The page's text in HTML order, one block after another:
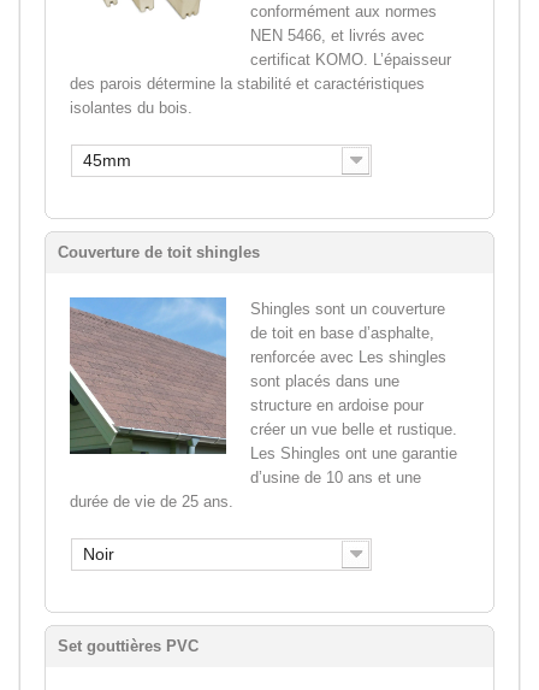
conformément aux normes
NEN 5466, et livrés avec
certificat KOMO. L’épaisseur
des parois détermine la stabilité et caractéristiques
isolantes du bois.
45mm
Couverture de toit shingles
Shingles sont un couverture
de toit en base d’asphalte,
renforcée avec Les shingles
sont placés dans une
structure en ardoise pour
créer un vue belle et rustique.
Les Shingles ont une garantie
d’usine de 10 ans et une
durée de vie de 25 ans.
Noir
Set gouttières PVC